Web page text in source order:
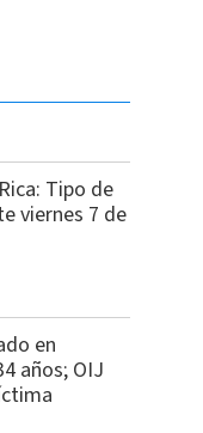
Tipo de
viernes 7 de
en
años; OIJ